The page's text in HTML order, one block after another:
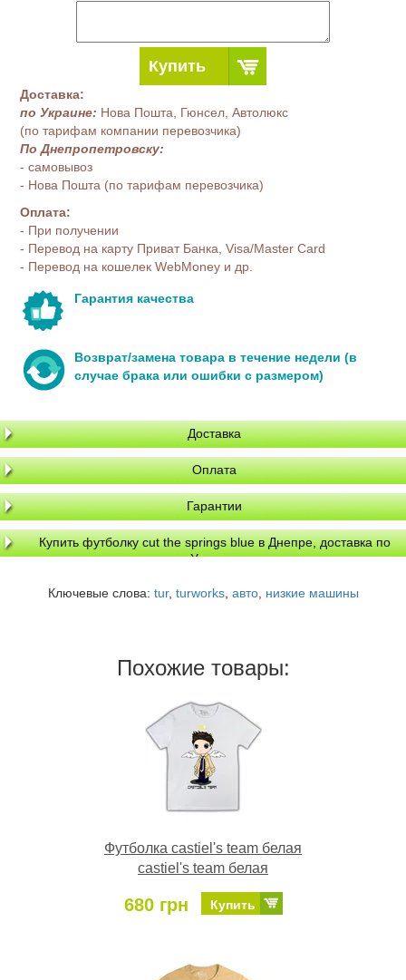
Купить
Доставка:
по Украине: Нова Пошта, Гюнсел, Автолюкс
(по тарифам компании перевозчика)
По Днепропетровску:
- самовывоз
- Нова Пошта (по тарифам перевозчика)
Оплата:
- При получении
- Перевод на карту Приват Банка, Visa/Master Card
- Перевод на кошелек WebMoney и др.
Гарантия качества
Возврат/замена товара в течение недели (в
случае брака или ошибки с размером)
Доставка
Оплата
Гарантии
Купить футболку cut the springs blue в Днепре, доставка по
Украине
Ключевые слова: tur, turworks, авто, низкие машины
Похожие товары:
Футболка castiel's team белая
castiel's team белая
680 грн Купить